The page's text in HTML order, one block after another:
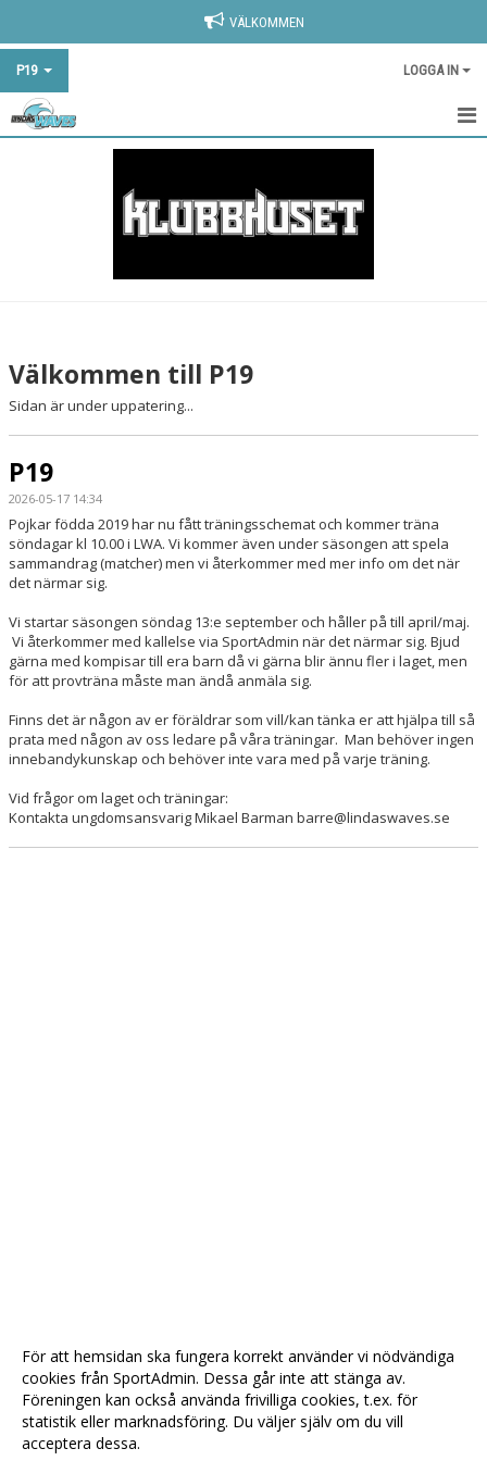
VÄLKOMMEN
P19 LOGGA IN
DOKUMENT
KONTAKT
Välkommen till P19
Sidan är under uppatering...
P19
2026-05-17 14:34
Pojkar födda 2019 har nu fått träningsschemat och kommer träna
söndagar kl 10.00 i LWA. Vi kommer även under säsongen att spela
sammandrag (matcher) men vi återkommer med mer info om det när
det närmar sig.
Vi startar säsongen söndag 13:e september och håller på till april/maj.
Vi återkommer med kallelse via SportAdmin när det närmar sig. Bjud
gärna med kompisar till era barn då vi gärna blir ännu fler i laget, men
för att provträna måste man ändå anmäla sig.
Finns det är någon av er föräldrar som vill/kan tänka er att hjälpa till så
prata med någon av oss ledare på våra träningar. Man behöver ingen
innebandykunskap och behöver inte vara med på varje träning.
Vid frågor om laget och träningar:
Kontakta ungdomsansvarig Mikael Barman barre@lindaswaves.se
För att hemsidan ska fungera korrekt använder vi nödvändiga
cookies från SportAdmin. Dessa går inte att stänga av.
Föreningen kan också använda frivilliga cookies, t.ex. för
statistik eller marknadsföring. Du väljer själv om du vill
acceptera dessa.